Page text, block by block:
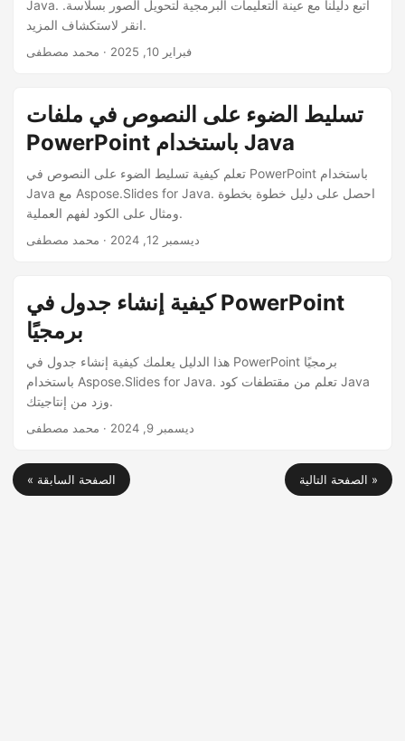
Java. اتبع دليلنا مع عينة التعليمات البرمجية لتحويل الصور بسلاسة.
انقر لاستكشاف المزيد.
فبراير 10, 2025 · محمد مصطفى
تسليط الضوء على النصوص في ملفات
PowerPoint باستخدام Java
تعلم كيفية تسليط الضوء على النصوص في PowerPoint باستخدام
Java مع Aspose.Slides for Java. احصل على دليل خطوة بخطوة
ومثال على الكود لفهم العملية.
ديسمبر 12, 2024 · محمد مصطفى
كيفية إنشاء جدول في PowerPoint
برمجيًا
هذا الدليل يعلمك كيفية إنشاء جدول في PowerPoint برمجيًا
باستخدام Aspose.Slides for Java. تعلم من مقتطفات كود Java
وزد من إنتاجيتك.
ديسمبر 9, 2024 · محمد مصطفى
« الصفحة السابقة الصفحة التالية »